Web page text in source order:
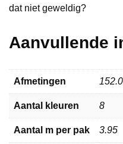
dat niet geweldig?
Aanvullende
Afmetingen
Aantal kleuren 8
Aantal m per pak 3.95